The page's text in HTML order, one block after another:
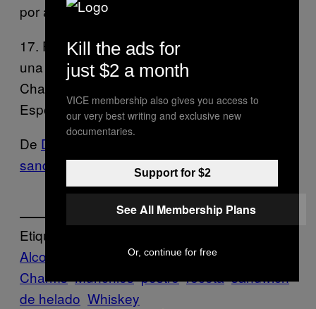
por al menos 2 horas antes de servir.
17. Para unir el sandwich de helado, agrega
una cucharada del helado de Whiskey Lucky
Charms en medio de las dos galletas.
Espolvoréa más Lucky Charms. Disfruta.
De Deberías agregarle whiskey a tus
sandwiches helados
Etiquetado:
Alcohol
Food helado Lucky
Charms Munchies postre receta sandwich
de helado Whiskey
Kill the ads for
just $2 a month
VICE membership also gives you access to
our very best writing and exclusive new
documentaries.
Support for $2
See All Membership Plans
Or, continue for free